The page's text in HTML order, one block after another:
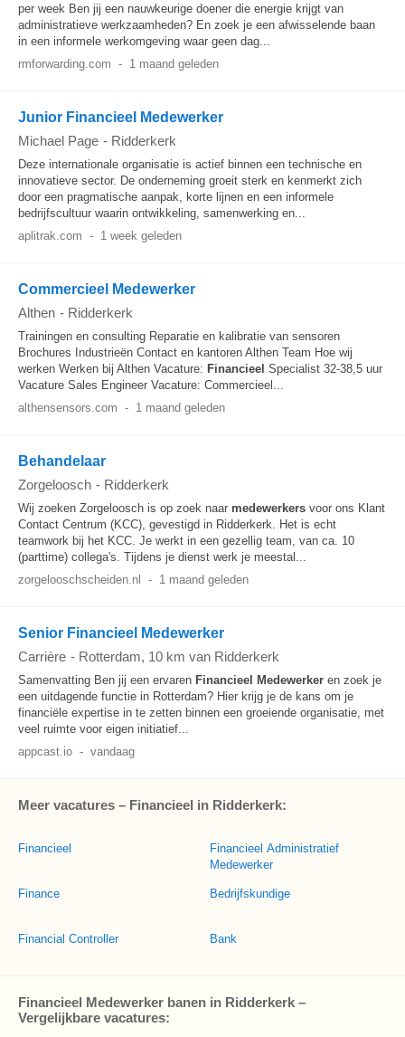
per week Ben jij een nauwkeurige doener die energie krijgt van
administratieve werkzaamheden? En zoek je een afwisselende baan
in een informele werkomgeving waar geen dag...
rmforwarding.com - 1 maand geleden
Junior Financieel Medewerker
Michael Page - Ridderkerk
Deze internationale organisatie is actief binnen een technische en
innovatieve sector. De onderneming groeit sterk en kenmerkt zich
door een pragmatische aanpak, korte lijnen en een informele
bedrijfscultuur waarin ontwikkeling, samenwerking en...
aplitrak.com - 1 week geleden
Commercieel Medewerker
Althen - Ridderkerk
Trainingen en consulting Reparatie en kalibratie van sensoren
Brochures Industrieën Contact en kantoren Althen Team Hoe wij
werken Werken bij Althen Vacature: Financieel Specialist 32-38,5 uur
Vacature Sales Engineer Vacature: Commercieel...
althensensors.com - 1 maand geleden
Behandelaar
Zorgeloosch - Ridderkerk
Wij zoeken Zorgeloosch is op zoek naar medewerkers voor ons Klant
Contact Centrum (KCC), gevestigd in Ridderkerk. Het is echt
teamwork bij het KCC. Je werkt in een gezellig team, van ca. 10
(parttime) collega's. Tijdens je dienst werk je meestal...
zorgelooschscheiden.nl
- 1 maand geleden
Senior Financieel Medewerker
Carrière - Rotterdam, 10 km van Ridderkerk
Samenvatting Ben jij een ervaren Financieel Medewerker en zoek je
een uitdagende functie in Rotterdam? Hier krijg je de kans om je
financiële expertise in te zetten binnen een groeiende organisatie, met
veel ruimte voor eigen initiatief...
appcast.io - vandaag
Meer vacatures – Financieel in Ridderkerk:
Financieel
Finance
Financial Controller
Financieel Administratief
Medewerker
Bedrijfskundige
Bank
Financieel Medewerker banen in Ridderkerk –
Vergelijkbare vacatures: